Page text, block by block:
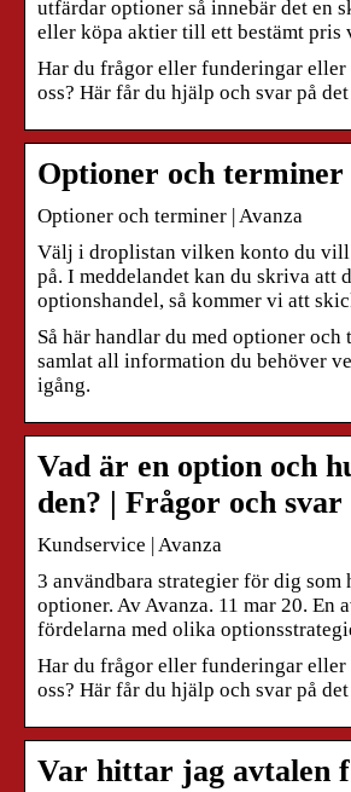
utfärdar optioner så innebär det en
eller köpa aktier till ett bestämt
Har du frågor eller funderingar
oss? Här får du hjälp och svar på
Optioner och terminer
Optioner och terminer | Avanza
Välj i droplistan vilken konto du
på. I meddelandet kan du skriva att
optionshandel, så kommer vi att
Så här handlar du med optioner och
samlat all information du behöver
igång.
Vad är en option och
den? | Frågor och svar
Kundservice | Avanza
3 användbara strategier för dig som
optioner. Av Avanza. 11 mar 20. En
fördelarna med olika
Har du frågor eller funderingar
oss? Här får du hjälp och svar på
Var hittar jag avtalen